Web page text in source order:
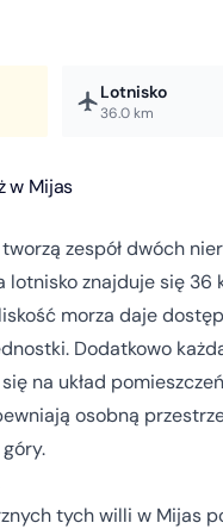
Lotnisko
36.0 km
w Mijas
tworzą zespół dwóch
lotnisko znajduje się
morza daje
Dodatkowo
się na układ
osobną
tych willi w Mijas